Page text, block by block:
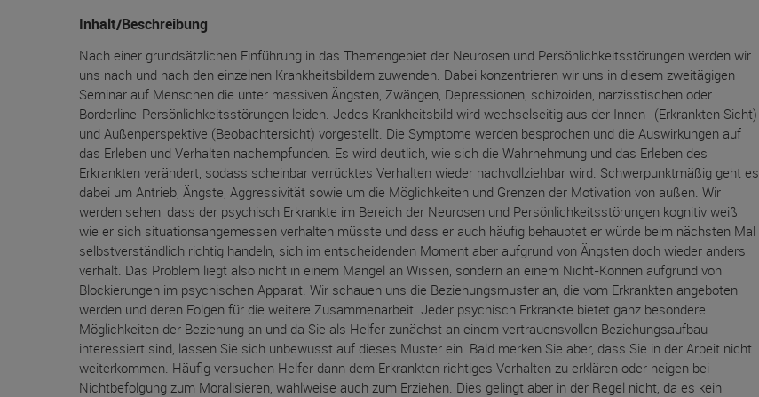
Inhalt/Beschreibung
Nach einer grundsätzlichen Einführung in das Themengebiet der Neurosen und Persönlichkeitsstörungen werden wir
uns nach und nach den einzelnen Krankheitsbildern zuwenden. Dabei konzentrieren wir uns in diesem zweitägigen
Seminar auf Menschen die unter massiven Ängsten, Zwängen, Depressionen, schizoiden, narzisstischen oder
Borderline-Persönlichkeitsstörungen leiden. Jedes Krankheitsbild wird wechselseitig aus der Innen- (Erkrankten Sicht)
und Außenperspektive (Beobachtersicht) vorgestellt. Die Symptome werden besprochen und die Auswirkungen auf
das Erleben und Verhalten nachempfunden. Es wird deutlich, wie sich die Wahrnehmung und das Erleben des
Erkrankten verändert, sodass scheinbar verrücktes Verhalten wieder nachvollziehbar wird. Schwerpunktmäßig geht es
dabei um Antrieb, Ängste, Aggressivität sowie um die Möglichkeiten und Grenzen der Motivation von außen. Wir
werden sehen, dass der psychisch Erkrankte im Bereich der Neurosen und Persönlichkeitsstörungen kognitiv weiß,
wie er sich situationsangemessen verhalten müsste und dass er auch häufig behauptet er würde beim nächsten Mal
selbstverständlich richtig handeln, sich im entscheidenden Moment aber aufgrund von Ängsten doch wieder anders
verhält. Das Problem liegt also nicht in einem Mangel an Wissen, sondern an einem Nicht-Können aufgrund von
Blockierungen im psychischen Apparat. Wir schauen uns die Beziehungsmuster an, die vom Erkrankten angeboten
werden und deren Folgen für die weitere Zusammenarbeit. Jeder psychisch Erkrankte bietet ganz besondere
Möglichkeiten der Beziehung an und da Sie als Helfer zunächst an einem vertrauensvollen Beziehungsaufbau
interessiert sind, lassen Sie sich unbewusst auf dieses Muster ein. Bald merken Sie aber, dass Sie in der Arbeit nicht
weiterkommen. Häufig versuchen Helfer dann dem Erkrankten richtiges Verhalten zu erklären oder neigen bei
Nichtbefolgung zum Moralisieren, wahlweise auch zum Erziehen. Dies gelingt aber in der Regel nicht, da es kein